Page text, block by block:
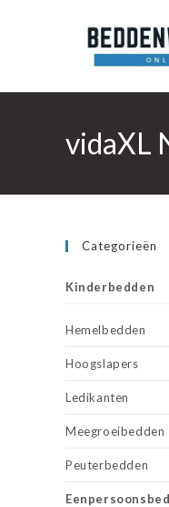
vidaXL
Categorieën
Kinderbedden
Hemelbedden
Hoogslapers
Ledikanten
Meegroeibedden
Peuterbedden